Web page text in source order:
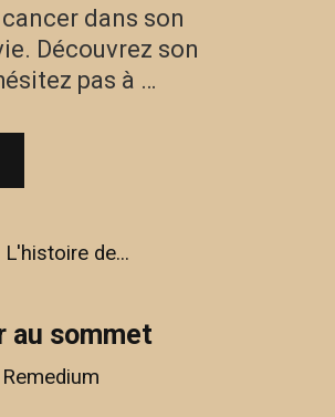
dans son
Découvrez son
pas à …
L’histoire
de
de...
au sommet
Remedium